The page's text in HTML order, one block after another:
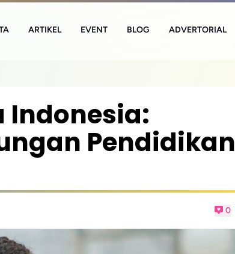
ARTIKEL EVENT BLOG ADVERTORIAL
Indonesia:
Pendidikan
0